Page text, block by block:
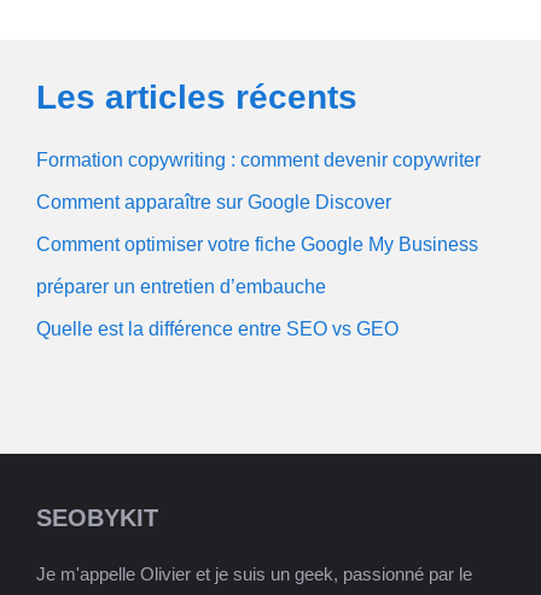
Les articles récents
Formation copywriting : comment devenir copywriter
Comment apparaître sur Google Discover
Comment optimiser votre fiche Google My Business
préparer un entretien d’embauche
Quelle est la différence entre SEO vs GEO
SEOBYKIT
Je m'appelle Olivier et je suis un geek, passionné par le